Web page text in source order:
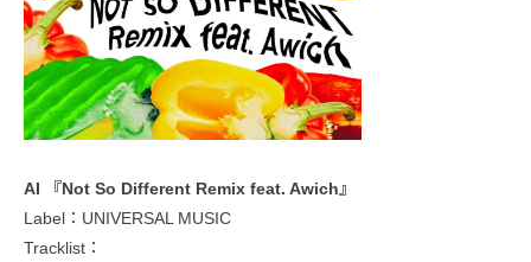
AI 『Not So Different Remix feat. Awich』
Label：UNIVERSAL MUSIC
Tracklist：